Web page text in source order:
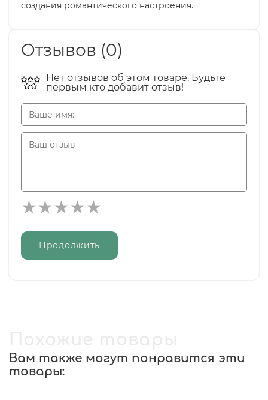
создания романтического настроения.
Отзывов (0)
Нет отзывов об этом товаре. Будьте
первым кто добавит отзыв!
Продолжить
Вам также могут понравится эти
товары: